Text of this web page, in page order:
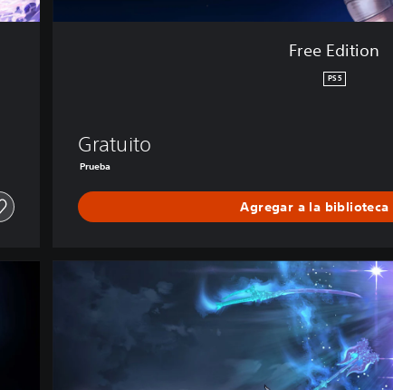
Free Edition
PS5
Gratuito
Prueba
Agregar a la biblioteca